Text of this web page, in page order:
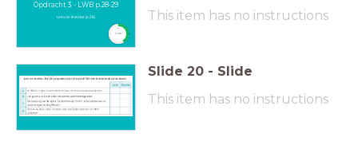
Opdracht 3 - LWB p.28-29
Lees de lestekst (p.28)
This item has no instructions
Slide 20 - Slide
This item has no instructions